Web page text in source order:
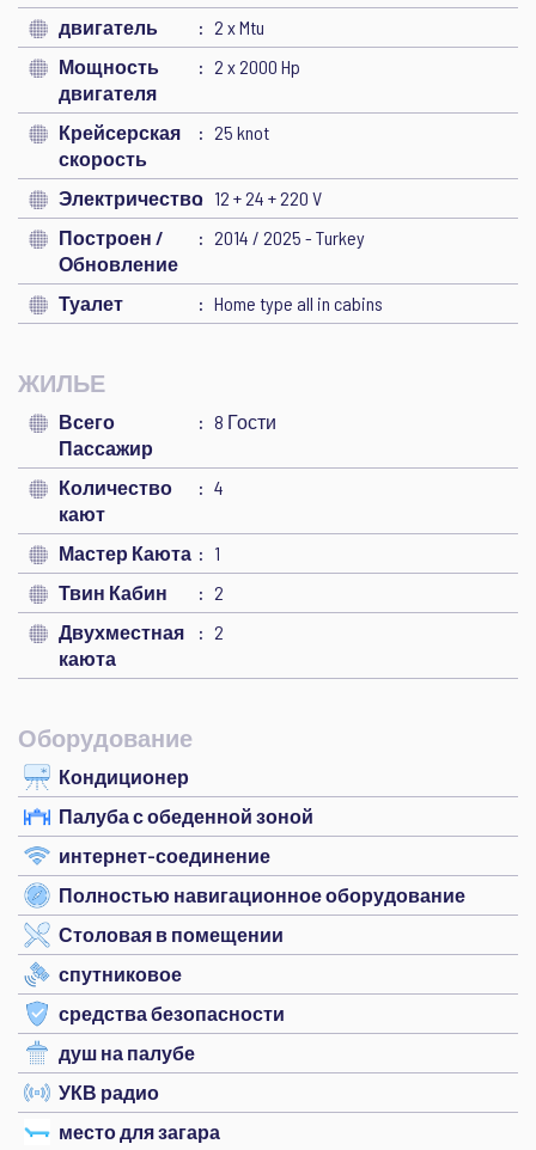
двигатель
2 x Mtu
Мощность
двигателя
2 x 2000 Hp
Крейсерская
скорость
25 knot
Электричество 12 + 24 + 220 V
Построен /
Обновление
2014 / 2025 - Turkey
Туалет Home type all in cabins
ЖИЛЬЕ
Всего
Пассажир
8 Гости
Количество
кают
4
Мастер Каюта
1
Твин Кабин
2
Двухместная
каюта
2
Оборудование
Кондиционер
Палуба с обеденной зоной
интернет-соединение
Полностью навигационное оборудование
Столовая в помещении
спутниковое
средства безопасности
душ на палубе
УКВ радио
место для загара